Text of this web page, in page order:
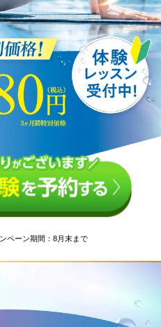
ーン期間：8月末まで